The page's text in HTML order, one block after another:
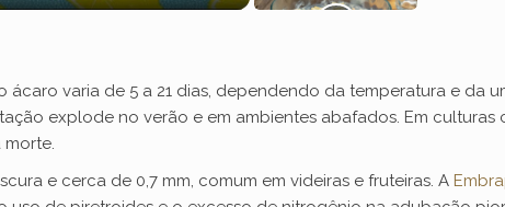
varia de 5 a 21 dias, dependendo da temperatura e da
explode no verão e em ambientes abafados. Em culturas
e cerca de 0,7 mm, comum em videiras e fruteiras. A